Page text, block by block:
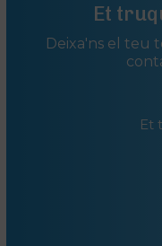
Et
Deixa'ns el teu
Et